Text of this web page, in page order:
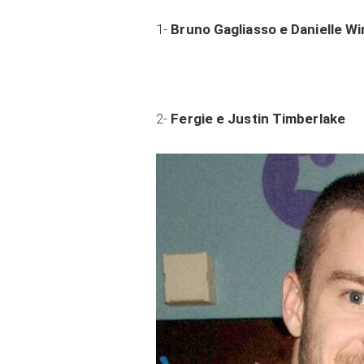
1- Bruno Gagliasso e Danielle
2- Fergie e Justin Timberlake